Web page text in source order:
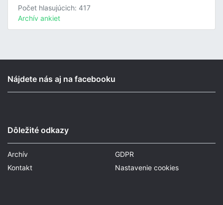
Počet hlasujúcich: 417
Archív ankiet
Nájdete nás aj na facebooku
Dôležité odkazy
Archív
Kontakt
GDPR
Nastavenie cookies